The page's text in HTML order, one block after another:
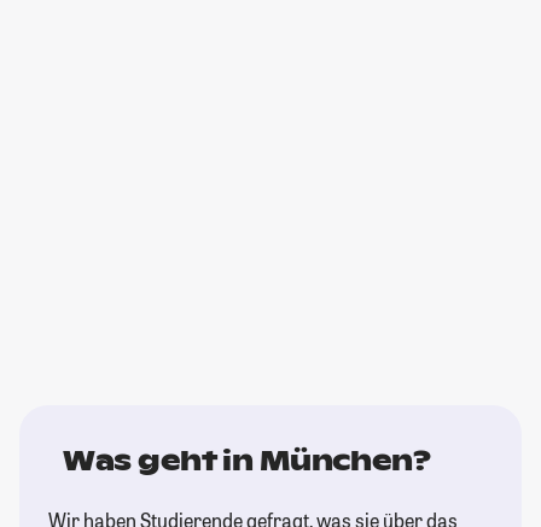
Was geht in München?
Wir haben Studierende gefragt, was sie über das